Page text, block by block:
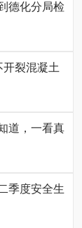
德化分局检
开裂混凝土
道，一看真
季度安全生